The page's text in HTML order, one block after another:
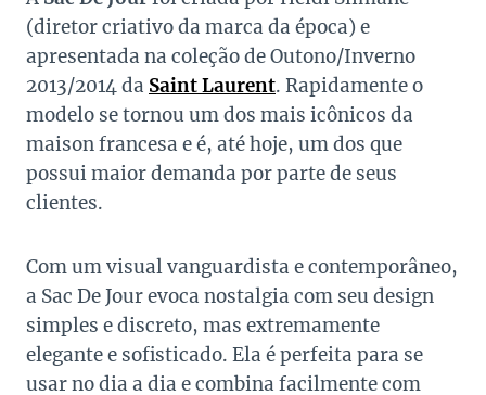
(diretor criativo da marca da época) e
apresentada na coleção de Outono/Inverno
2013/2014 da Saint Laurent. Rapidamente o
modelo se tornou um dos mais icônicos da
maison francesa e é, até hoje, um dos que
possui maior demanda por parte de seus
clientes.
Com um visual vanguardista e contemporâneo,
a Sac De Jour evoca nostalgia com seu design
simples e discreto, mas extremamente
elegante e sofisticado. Ela é perfeita para se
usar no dia a dia e combina facilmente com